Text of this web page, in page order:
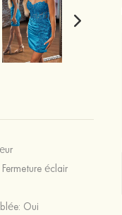
Fermeture éclair
Oui